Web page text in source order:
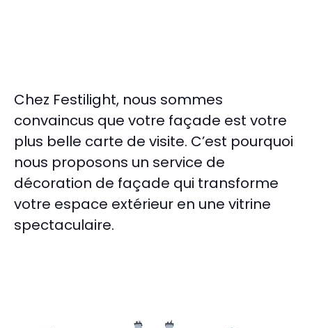
Chez Festilight, nous sommes
convaincus que votre façade est votre
plus belle carte de visite. C’est pourquoi
nous proposons un service de
décoration de façade qui transforme
votre espace extérieur en une vitrine
spectaculaire.